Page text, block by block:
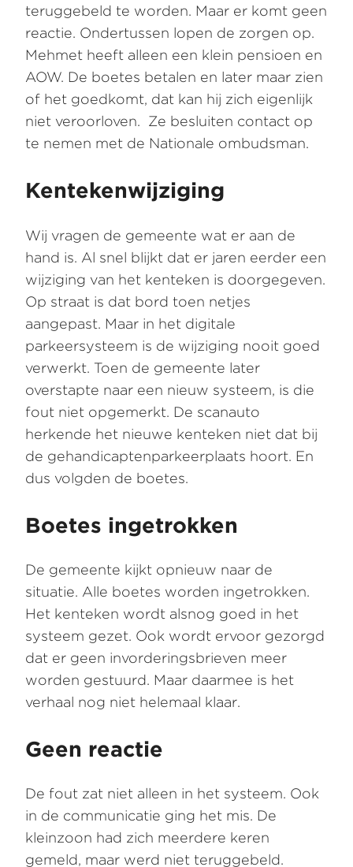
teruggebeld te worden. Maar er komt geen
reactie. Ondertussen lopen de zorgen op.
Mehmet heeft alleen een klein pensioen en
AOW. De boetes betalen en later maar zien
of het goedkomt, dat kan hij zich eigenlijk
niet veroorloven. Ze besluiten contact op
te nemen met de Nationale ombudsman.
Kentekenwijziging
Wij vragen de gemeente wat er aan de
hand is. Al snel blijkt dat er jaren eerder een
wijziging van het kenteken is doorgegeven.
Op straat is dat bord toen netjes
aangepast. Maar in het digitale
parkeersysteem is de wijziging nooit goed
verwerkt. Toen de gemeente later
overstapte naar een nieuw systeem, is die
fout niet opgemerkt. De scanauto
herkende het nieuwe kenteken niet dat bij
de gehandicaptenparkeerplaats hoort. En
dus volgden de boetes.
Boetes ingetrokken
De gemeente kijkt opnieuw naar de
situatie. Alle boetes worden ingetrokken.
Het kenteken wordt alsnog goed in het
systeem gezet. Ook wordt ervoor gezorgd
dat er geen invorderingsbrieven meer
worden gestuurd. Maar daarmee is het
verhaal nog niet helemaal klaar.
Geen reactie
De fout zat niet alleen in het systeem. Ook
in de communicatie ging het mis. De
kleinzoon had zich meerdere keren
gemeld, maar werd niet teruggebeld.